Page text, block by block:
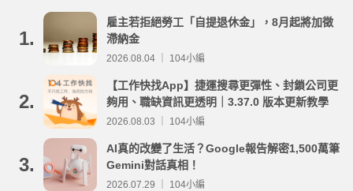
1.
雇主若拒絕勞工「自提退休金」，8月起將加徵
滯納金
2026.08.04 ｜ 104小編
2.
【工作快找App】捷運搜尋更彈性、封鎖公司更
夠用、職缺資訊更透明｜3.37.0 版本更新教學
2026.08.03 ｜ 104小編
3.
AI真的改變了生活？Google報告解密1,500萬筆
Gemini對話真相！
2026.07.29 ｜ 104小編